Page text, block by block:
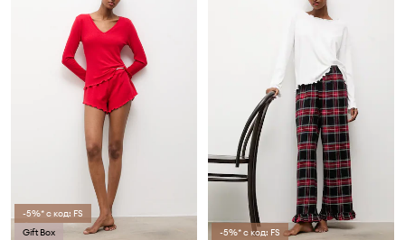
-5%* с код: FS
Gift Box
-5%* с код: FS